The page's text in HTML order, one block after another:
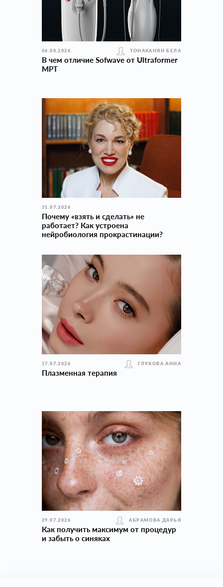
06.08.2026 ТОНАКАНЯН БЕЛА
В чем отличие Sofwave от Ultraformer
MPT
31.07.2026
Почему «взять и сделать» не
работает? Как устроена
нейробиология прокраcтинации?
17.07.2026 ГЛУХОВА АННА
Плазменная терапия
29.07.2026 АБРАМОВА ДАРЬЯ
Как получить максимум от процедур
и забыть о синяках